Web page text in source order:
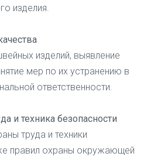
изделия.
изделий, выявление
мер по их устранению в
ответственности.
и техника безопасности
труда и техники
правил охраны окружающей